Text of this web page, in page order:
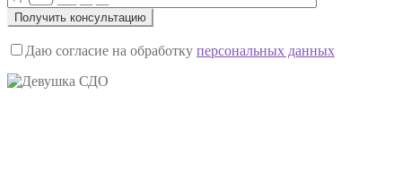
Даю согласие на обработку персональных данных